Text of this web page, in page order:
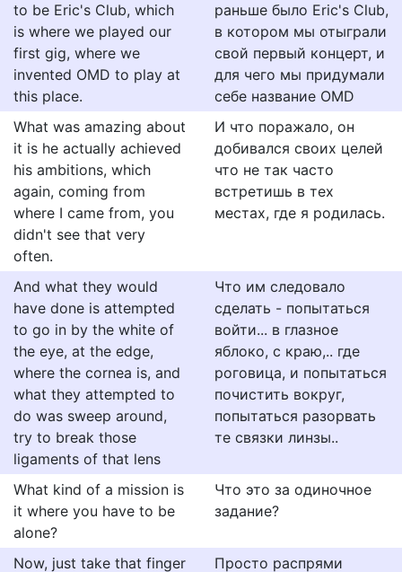
to be Eric's Club, which
is where we played our
first gig, where we
invented OMD to play at
this place.
раньше было Eric's Club,
в котором мы отыграли
свой первый концерт, и
для чего мы придумали
себе название OMD
What was amazing about
it is he actually achieved
his ambitions, which
again, coming from
where I came from, you
didn't see that very
often.
И что поражало, он
добивался своих целей
что не так часто
встретишь в тех
местах, где я родилась.
And what they would
have done is attempted
to go in by the white of
the eye, at the edge,
where the cornea is, and
what they attempted to
do was sweep around,
try to break those
ligaments of that lens
Что им следовало
сделать - попытаться
войти... в глазное
яблоко, с краю,.. где
роговица, и попытаться
почистить вокруг,
попытаться разорвать
те связки линзы..
What kind of a mission is
it where you have to be
alone?
Что это за одиночное
задание?
Now, just take that finger
Просто распрями